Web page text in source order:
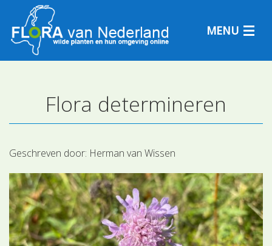
MENU
Plantensoorten
Plantengemeenschappen
Determineren
Flora determineren
Geschreven door: Herman van Wissen